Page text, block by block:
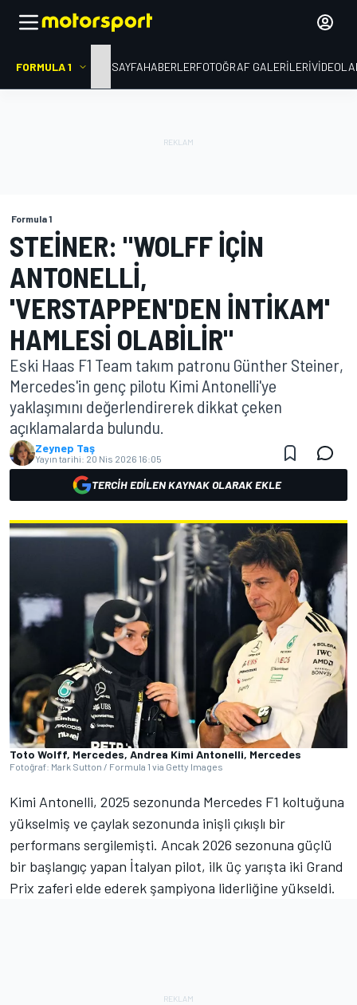
FORMULA 1 ANA SAYFAHABERLERFOTOĞRAF GALERILERI
Formula 1
STEINER: "WOLFF IÇIN
ANTONELLI,
'VERSTAPPEN'DEN INTIKAM'
HAMLESI OLABILIR"
Eski Haas F1 Team takım patronu Günther Steiner,
Mercedes'in genç pilotu Kimi Antonelli'ye
yaklaşımını değerlendirerek dikkat çeken
açıklamalarda bulundu.
Zeynep Taş
Yayın tarihi: 20 Nis 2026 16:05
TERCIH EDILEN KAYNAK OLARAK EKLE
Toto Wolff, Mercedes, Andrea Kimi Antonelli, Mercedes
Fotoğraf: Mark Sutton / Formula 1 via Getty Images
Kimi Antonelli, 2025 sezonunda Mercedes F1 koltuğuna
yükselmiş ve çaylak sezonunda inişli çıkışlı bir
performans sergilemişti. Ancak 2026 sezonuna güçlü
bir başlangıç yapan İtalyan pilot, ilk üç yarışta iki Grand
Prix zaferi elde ederek şampiyona liderliğine yükseldi.